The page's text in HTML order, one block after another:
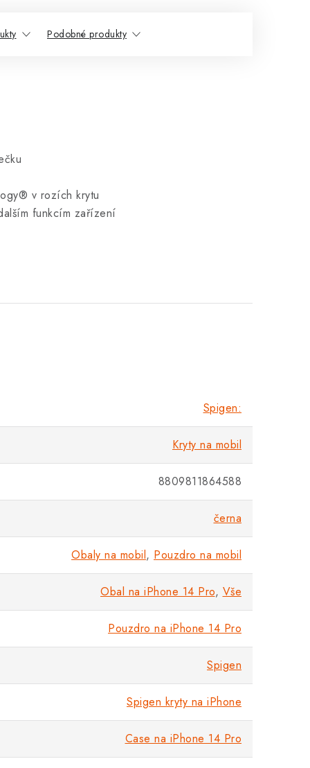
Podobné produkty
v rozích krytu
funkcím zařízení
Spigen:
Kryty na mobil
8809811864588
černa
Obaly na mobil, Pouzdro na mobil
Obal na iPhone 14 Pro, Vše
Pouzdro na iPhone 14 Pro
Spigen
Spigen kryty na iPhone
Case na iPhone 14 Pro